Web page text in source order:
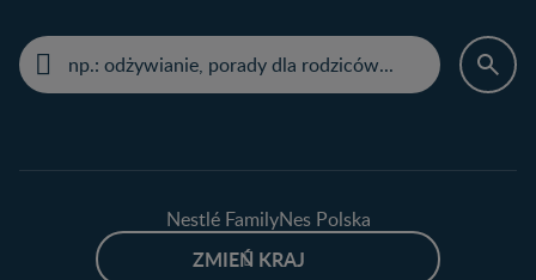
Nestlé FamilyNes Polska
ZMIEŃ KRAJ